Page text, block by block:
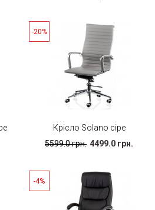
-20%
Крісло Solano сіре
5599.0 грн. 4499.0 грн.
-4%